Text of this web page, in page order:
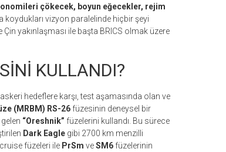
çökecek, boyun eğecekler, rejim
koydukları vizyon paralelinde hiçbir şeyi
yakınlaşması ile başta BRICS olmak üzere
KULLANDI?
hedeflere karşı, test aşamasında olan ve
(MRBM) RS-26füzesinin deneysel bir
“Oreshnik” füzelerini kullandı. Bu sürece
Dark Eaglegibi 2700 km menzilli
füzeleri ile PrSm veSM6füzelerinin